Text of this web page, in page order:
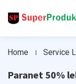
Home Service
Paranet 50%